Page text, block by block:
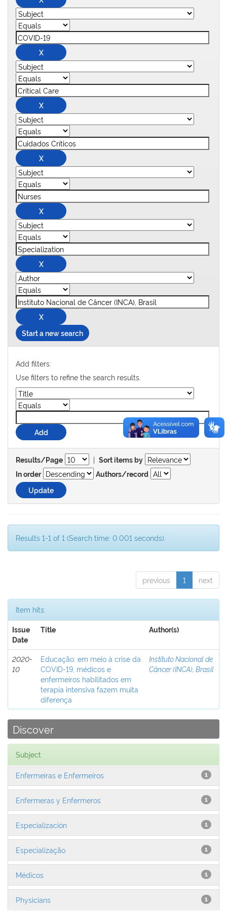
Start a new search
Add filters:
Use filters to refine the search results.
Results/Page | Sort items by
In order
Authors/record
Results 1-1 of 1 (Search time: 0.001 seconds).
previous 1 next
Item hits:
Issue
Date
Title Author(s)
2020-
10
Educação: em meio à crise da
COVID-19, médicos e
enfermeiros habilitados em
terapia intensiva fazem muita
diferença
Instituto Nacional de
Câncer (INCA), Brasil
Discover
Subject
1
Enfermeiras e Enfermeiros
1
Enfermeras y Enfermeros
1
Especialización
1
Especialização
1
Médicos
1
Physicians